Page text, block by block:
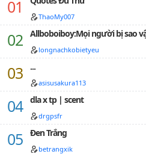
ThaoMy007
Allboboiboy:Mọi người bị sao
longnachkobietyeu
...
asisusakura113
dla x tp | scent
drgpsfr
Đen Trắng
betrangxik